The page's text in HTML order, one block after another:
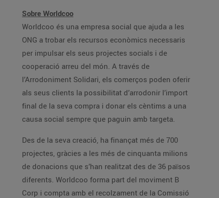
Sobre Worldcoo
Worldcoo és una empresa social que ajuda a les
ONG a trobar els recursos econòmics necessaris
per impulsar els seus projectes socials i de
cooperació arreu del món. A través de
l’Arrodoniment Solidari, els comerços poden oferir
als seus clients la possibilitat d’arrodonir l’import
final de la seva compra i donar els cèntims a una
causa social sempre que paguin amb targeta.
Des de la seva creació, ha finançat més de 700
projectes, gràcies a les més de cinquanta milions
de donacions que s’han realitzat des de 36 països
diferents. Worldcoo forma part del moviment B
Corp i compta amb el recolzament de la Comissió